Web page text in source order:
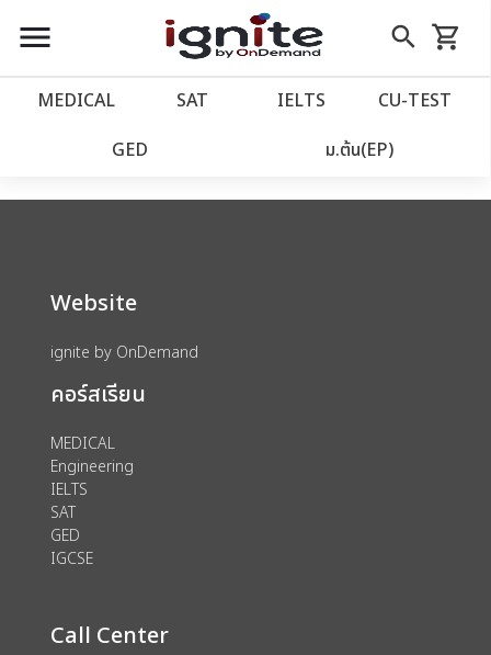
close
account_balance หน้าแรก
เว็บไซต์อิกไนท์
account_circle เข้าสู่ระบบ
assignment ลงทะเบียน
menu search
Skip
to
shopping_cart
รถเข็น
MEDICAL SAT IELTS CU‑TEST
GED ม.ต้น(EP)
We could not find anything for catalog
category view s sat subject test id 379
Website
ignite by OnDemand
คอร์สเรียน
MEDICAL
Engineering
IELTS
SAT
GED
IGCSE
Call Center